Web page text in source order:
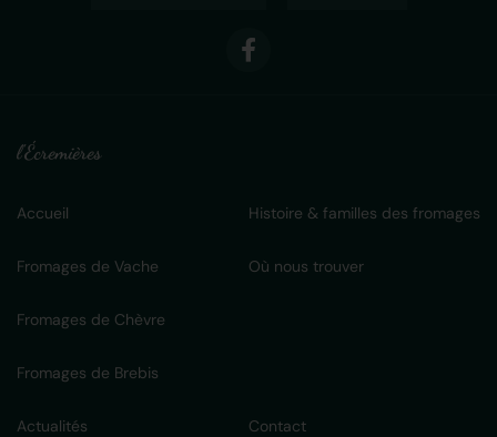
l'Écremières
Accueil Histoire & familles des fromages
Fromages de Vache
Fromages de Chèvre
Fromages de Brebis
Où nous trouver
Actualités Contact